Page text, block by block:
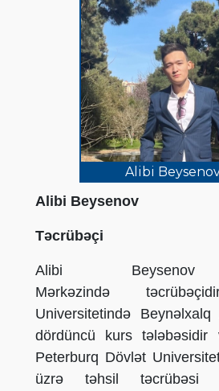
Alibi
Alibi Beysenov
Təcrübəçi
Alibi Beysenov
Mərkəzində
Universitetində Beynəlxalq
dördüncü kurs
Peterburq Dövlət
üzrə təhsil təcrübəsi